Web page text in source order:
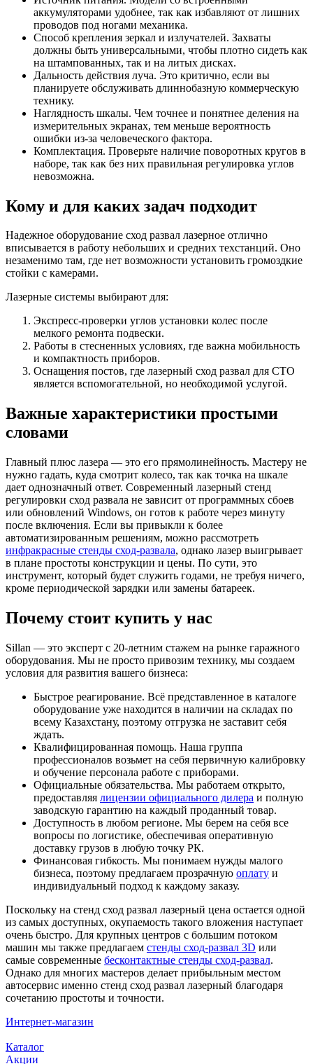
аккумуляторами удобнее, так как избавляют от лишних
проводов под ногами механика.
Способ крепления зеркал и излучателей. Захваты
должны быть универсальными, чтобы плотно сидеть как
на штампованных, так и на литых дисках.
Дальность действия луча. Это критично, если вы
планируете обслуживать длиннобазную коммерческую
технику.
Наглядность шкалы. Чем точнее и понятнее деления на
измерительных экранах, тем меньше вероятность
ошибки из-за человеческого фактора.
Комплектация. Проверьте наличие поворотных кругов в
наборе, так как без них правильная регулировка углов
невозможна.
Кому и для каких задач подходит
Надежное оборудование сход развал лазерное отлично
вписывается в работу небольших и средних техстанций. Оно
незаменимо там, где нет возможности установить громоздкие
стойки с камерами.
Лазерные системы выбирают для:
Экспресс-проверки углов установки колес после
мелкого ремонта подвески.
Работы в стесненных условиях, где важна мобильность
и компактность приборов.
Оснащения постов, где лазерный сход развал для СТО
является вспомогательной, но необходимой услугой.
Важные характеристики простыми
словами
Главный плюс лазера — это его прямолинейность. Мастеру не
нужно гадать, куда смотрит колесо, так как точка на шкале
дает однозначный ответ. Современный лазерный стенд
регулировки сход развала не зависит от программных сбоев
или обновлений Windows, он готов к работе через минуту
после включения. Если вы привыкли к более
автоматизированным решениям, можно рассмотреть
инфракрасные стенды сход-развала, однако лазер выигрывает
в плане простоты конструкции и цены. По сути, это
инструмент, который будет служить годами, не требуя ничего,
кроме периодической зарядки или замены батареек.
Почему стоит купить у нас
Sillan — это эксперт с 20-летним стажем на рынке гаражного
оборудования. Мы не просто привозим технику, мы создаем
условия для развития вашего бизнеса:
Быстрое реагирование. Всё представленное в каталоге
оборудование уже находится в наличии на складах по
всему Казахстану, поэтому отгрузка не заставит себя
ждать.
Квалифицированная помощь. Наша группа
профессионалов возьмет на себя первичную калибровку
и обучение персонала работе с приборами.
Официальные обязательства. Мы работаем открыто,
предоставляя лицензии официального дилера и полную
заводскую гарантию на каждый проданный товар.
Доступность в любом регионе. Мы берем на себя все
вопросы по логистике, обеспечивая оперативную
доставку грузов в любую точку РК.
Финансовая гибкость. Мы понимаем нужды малого
бизнеса, поэтому предлагаем прозрачную оплату и
индивидуальный подход к каждому заказу.
Поскольку на стенд сход развал лазерный цена остается одной
из самых доступных, окупаемость такого вложения наступает
очень быстро. Для крупных центров с большим потоком
машин мы также предлагаем стенды сход-развал 3D или
самые современные бесконтактные стенды сход-развал.
Однако для многих мастеров делает прибыльным местом
автосервис именно стенд сход развал лазерный благодаря
сочетанию простоты и точности.
Интернет-магазин
Каталог
Акции